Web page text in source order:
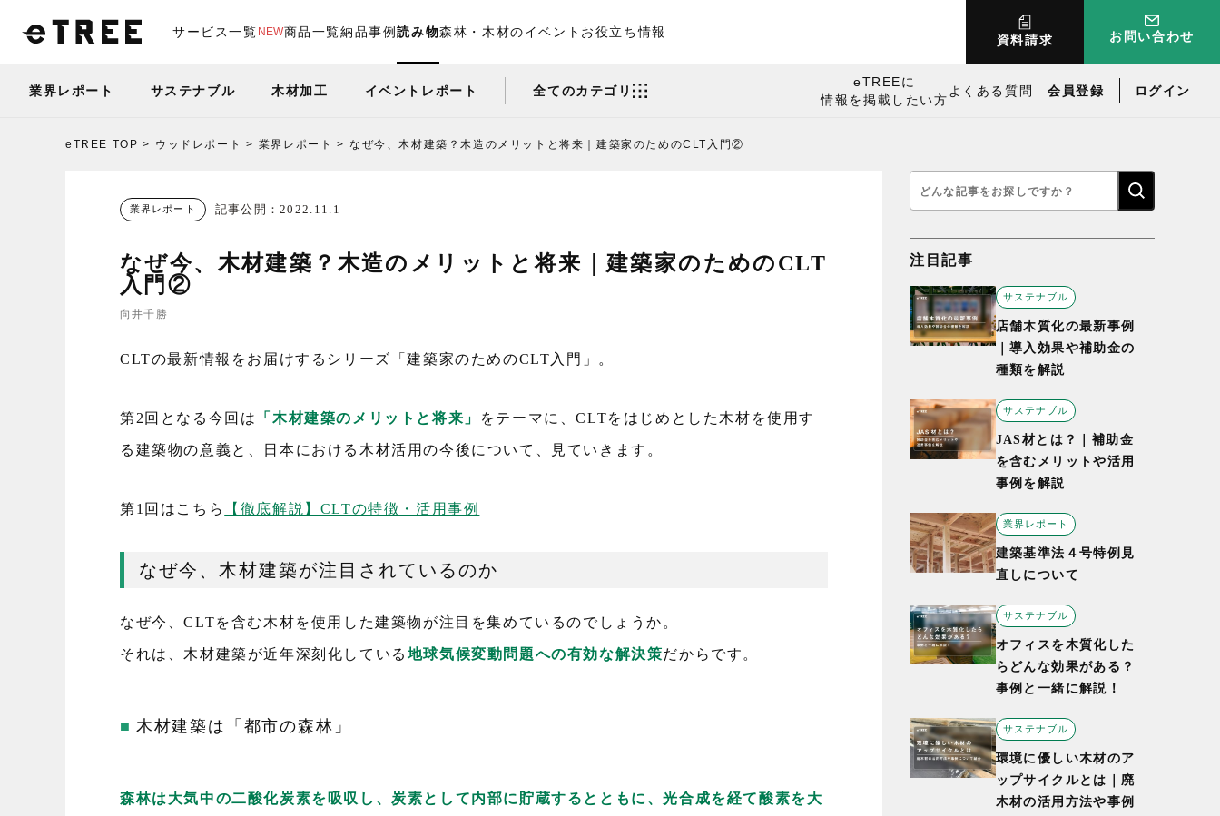
サービス一覧 NEW商品一覧納品事例読み物森林・木材のイベント お役立ち情報
資料請求 お問い合わせ
業界レポート サステナブル 木材加工 イベントレポート 全てのカテゴリ
eTREEに
情報を掲載したい方
よくある質問 会員登録 ログイン
eTREE TOP ウッドレポート 業界レポート なぜ今、木材建築？木造のメリットと将来｜建築家のためのCLT入門②
業界レポート 記事公開：2022.11.1
なぜ今、木材建築？木造のメリットと将来｜建築家のためのCLT
入門②
向井千勝
CLTの最新情報をお届けするシリーズ「建築家のためのCLT入門」。
第2回となる今回は 「木材建築のメリットと将来」 をテーマに、CLTをはじめとした木材を使用す
る建築物の意義と、日本における木材活用の今後について、見ていきます。
第1回はこちら 【徹底解説】CLTの特徴・活用事例
なぜ今、木材建築が注目されているのか
なぜ今、CLTを含む木材を使用した建築物が注目を集めているのでしょうか。
それは、木材建築が近年深刻化している 地球気候変動問題への有効な解決策だからです。
木材建築は「都市の森林」
森林は大気中の二酸化炭素を吸収し、炭素として内部に貯蔵するとともに、光合成を経て酸素を大
注目記事
サステナブル
店舗木質化の最新事例
｜導入効果や補助金の
種類を解説
サステナブル
JAS材とは？｜補助金
を含むメリットや活用
事例を解説
業界レポート
建築基準法４号特例見
直しについて
サステナブル
オフィスを木質化した
らどんな効果がある？
事例と一緒に解説！
サステナブル
環境に優しい木材のア
ップサイクルとは｜廃
木材の活用方法や事例